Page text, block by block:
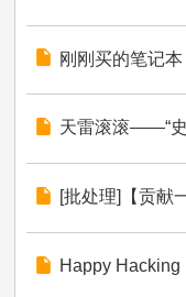
刚刚买的笔记本
天雷滚滚——“史
[批处理]【贡献
Happy